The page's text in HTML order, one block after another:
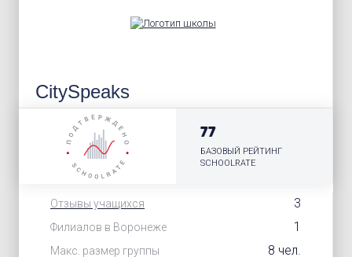
CitySpeaks
Отзывы учащихся 3
Филиалов в Воронеже 1
Макс. размер группы 8 чел.
77
БАЗОВЫЙ РЕЙТИНГ
SCHOOLRATE